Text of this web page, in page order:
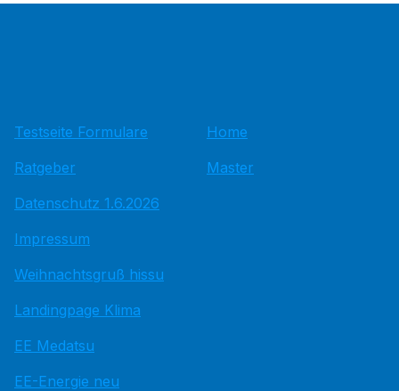
Testseite Formulare
Ratgeber
Datenschutz 1.6.2026
Impressum
Weihnachtsgruß hissu
Landingpage Klima
EE Medatsu
EE-Energie neu
Home
Master